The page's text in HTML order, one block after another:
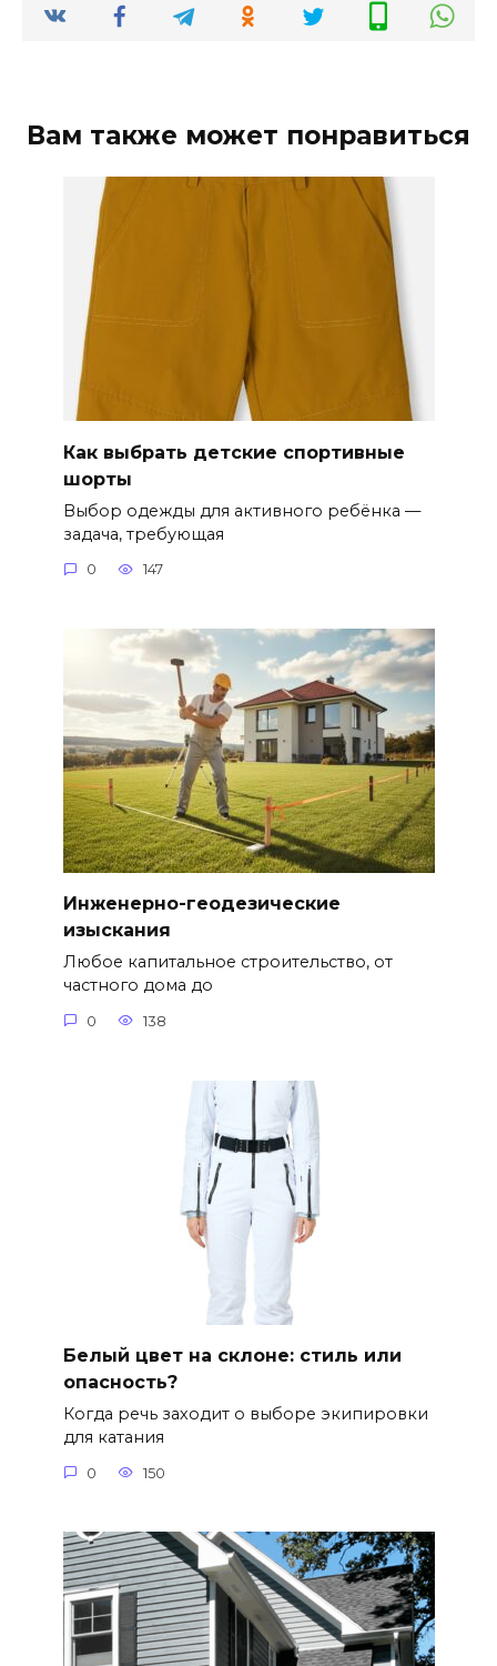
Вам также может понравиться
Как выбрать детские спортивные
шорты
Выбор одежды для активного ребёнка —
задача, требующая
0 147
Инженерно-геодезические
изыскания
Любое капитальное строительство, от
частного дома до
0 138
Белый цвет на склоне: стиль или
опасность?
Когда речь заходит о выборе экипировки
для катания
0 150